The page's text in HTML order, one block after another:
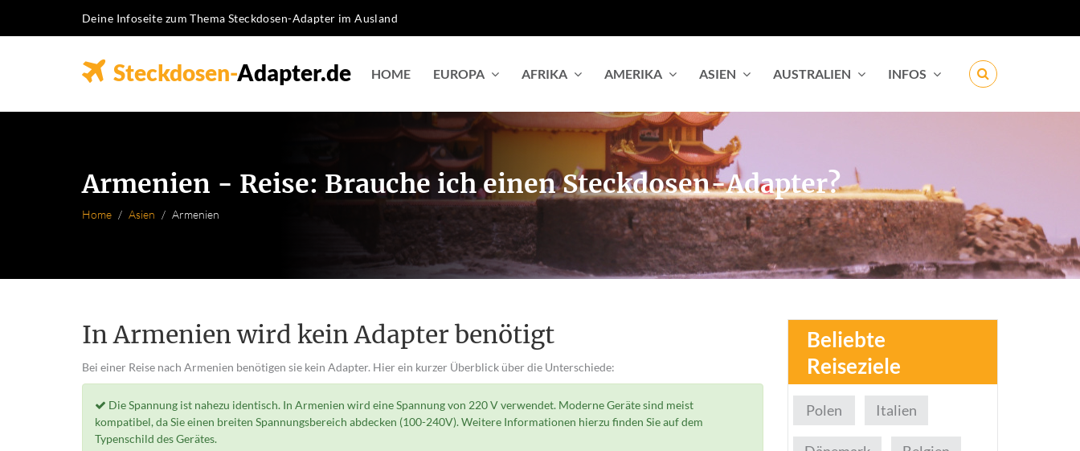
Deine Infoseite zum Thema Steckdosen-Adapter im Ausland
Steckdosen-Adapter.de HOME EUROPA AFRIKA AMERIKA ASIEN AUSTRALIEN INFOS
Armenien - Reise: Brauche ich einen Steckdosen-Adapter?
Home Asien Armenien
In Armenien wird kein Adapter benötigt
Bei einer Reise nach Armenien benötigen sie kein Adapter. Hier ein kurzer Überblick über die Unterschiede:
Die Spannung ist nahezu identisch. In Armenien wird eine Spannung von 220 V verwendet. Moderne Geräte sind meist
kompatibel, da Sie einen breiten Spannungsbereich abdecken (100-240V). Weitere Informationen hierzu finden Sie auf dem
Typenschild des Gerätes.
Beliebte
Reiseziele
Polen Italien